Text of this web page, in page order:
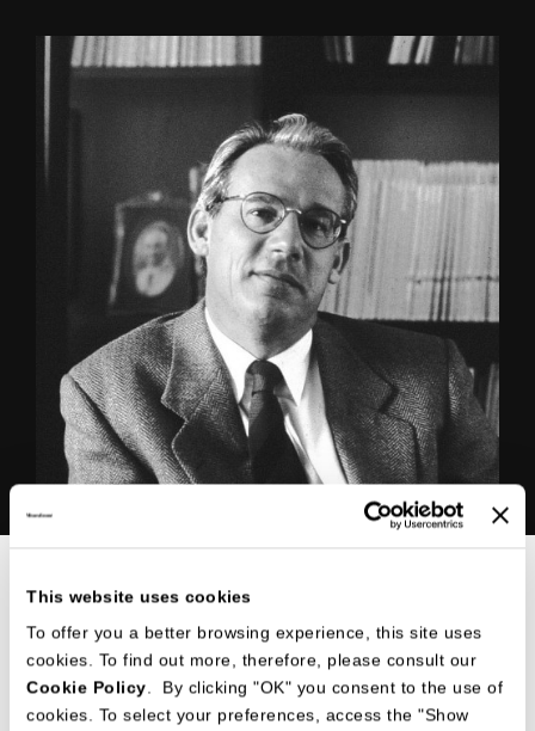
This website uses cookies
To offer you a better browsing experience, this site uses
cookies. To find out more, therefore, please consult our
Cookie Policy . By clicking "OK" you consent to the use of
cookies. To select your preferences, access the "Show
PRODOTTI DISEGNATI PER MISURAEMME